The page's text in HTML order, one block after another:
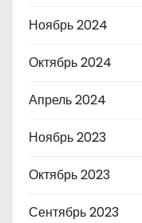
Ноябрь 2024
Октябрь 2024
Апрель 2024
Ноябрь 2023
Октябрь 2023
Сентябрь 2023